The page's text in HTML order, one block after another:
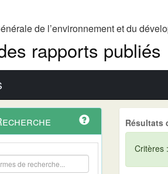
de l’environnement et du
rapports publiés
Résultats
Critères :